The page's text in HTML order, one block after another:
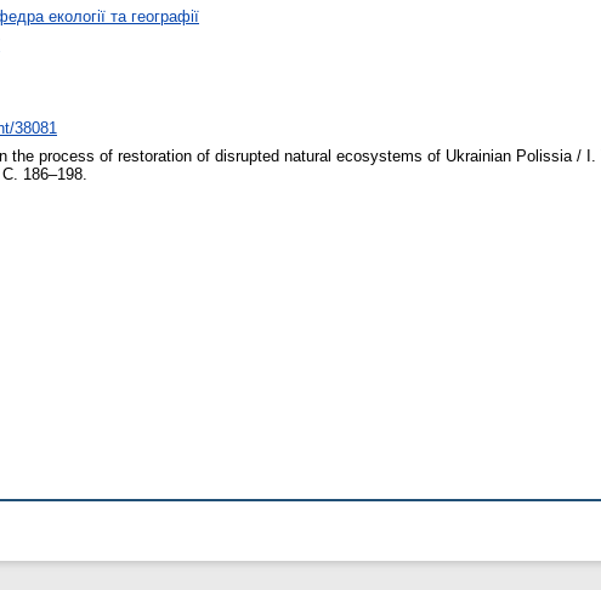
екології та географії
38081
the process of restoration of disrupted natural ecosystems of Ukrainian Polissia / I.
186–198.